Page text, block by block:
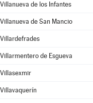
Villanueva de los Infantes
Villanueva de San Mancio
Villardefrades
Villarmentero de Esgueva
Villasexmir
Villavaquerín